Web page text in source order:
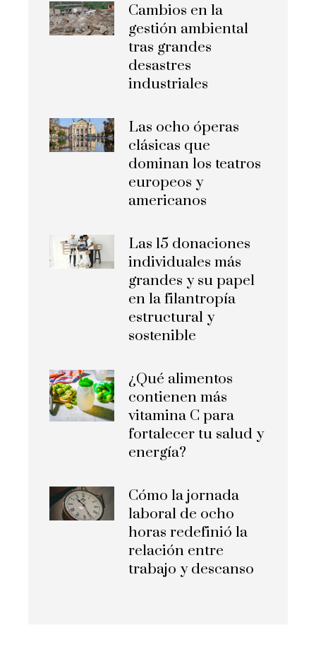
Cambios en la
gestión ambiental
tras grandes
desastres
industriales
Las ocho óperas
clásicas que
dominan los teatros
europeos y
americanos
Las 15 donaciones
individuales más
grandes y su papel
en la filantropía
estructural y
sostenible
¿Qué alimentos
contienen más
vitamina C para
fortalecer tu salud y
energía?
Cómo la jornada
laboral de ocho
horas redefinió la
relación entre
trabajo y descanso